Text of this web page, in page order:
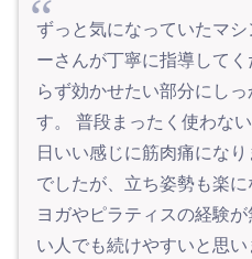
ずっと気になっていたマ
ーさんが丁寧に指導して
らず効かせたい部分にし
す。 普段まったく使わな
日いい感じに筋肉痛にな
でしたが、立ち姿勢も楽に
ヨガやピラティスの経験
い人でも続けやすいと思